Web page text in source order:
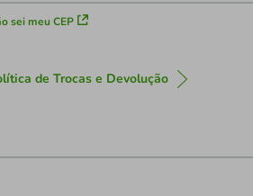
sei meu CEP
de Trocas e Devolução